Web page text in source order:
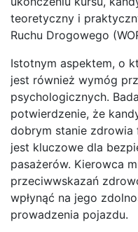
teoretyczny i
Ruchu Drogowego
Istotnym aspektem, o
jest również wymóg
psychologicznych.
potwierdzenie, że
dobrym stanie
jest kluczowe dla
pasażerów. Kierowca
przeciwwskazań
wpłynąć na jego
prowadzenia pojazdu.